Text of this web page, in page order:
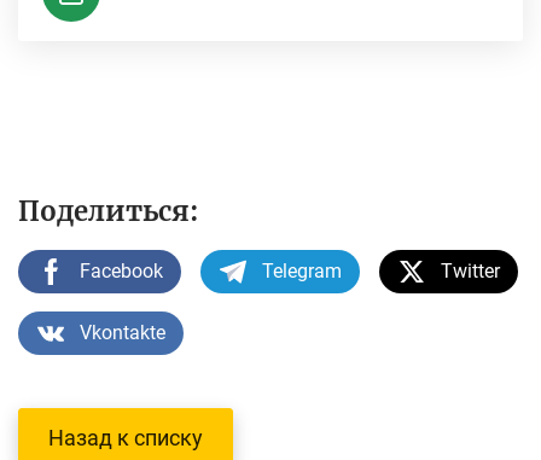
Поделиться:
Facebook Telegram Twitter
Vkontakte
Назад к списку